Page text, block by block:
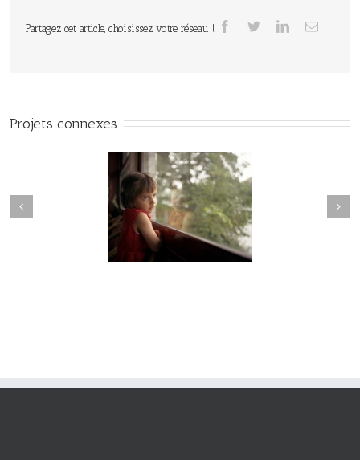
Partagez cet article, choisissez votre réseau !
Projets connexes
Hesychia #021